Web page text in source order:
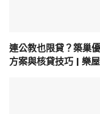
連公教也限貸？築巢
方案與核貸技巧 | 樂